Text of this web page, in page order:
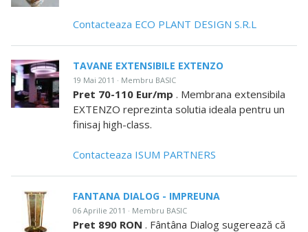
Contacteaza ECO PLANT DESIGN S.R.L
TAVANE EXTENSIBILE EXTENZO
19 Mai 2011 · Membru BASIC
Pret 70-110 Eur/mp . Membrana extensibila
EXTENZO reprezinta solutia ideala pentru un
finisaj high-class.
Contacteaza ISUM PARTNERS
FANTANA DIALOG - IMPREUNA
06 Aprilie 2011 · Membru BASIC
Pret 890 RON . Fântâna Dialog sugerează că